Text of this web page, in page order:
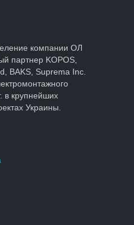
компании ОЛ
партнер KOPOS,
BAKS, Suprema Inc.
в крупнейших
Украины.